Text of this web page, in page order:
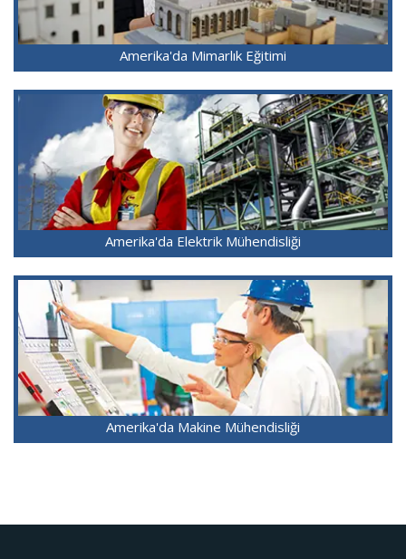
Amerika'da Mimarlık Eğitimi
Amerika'da Elektrik Mühendisliği
Amerika'da Makine Mühendisliği